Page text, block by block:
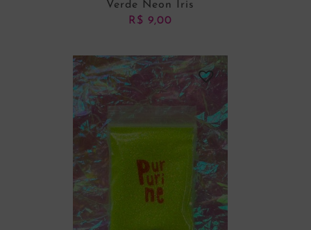
ADICIONAR AO CARRINHO
Verde Neon Ìris
R$ 9,00